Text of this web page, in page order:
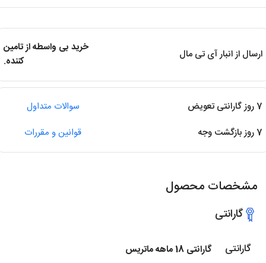
ارسال از انبار آی تی مال
خرید بی واسطه از تامین
کننده.
7 روز گارانتی تعویض
سوالات متداول
7 روز بازگشت وجه
قوانین و مقررات
مشخصات محصول
گارانتی
گارانتی گارانتی 18 ماهه ماتریس